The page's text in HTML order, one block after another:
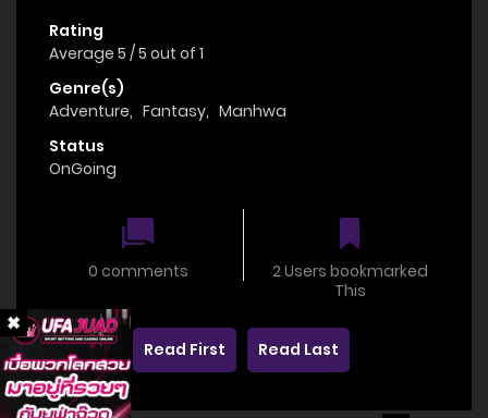
Rating
Average 5 /5 out of 1
Genre(s)
Adventure, Fantasy, Manhwa
Status
OnGoing
0 comments
2 Users bookmarked
This
Read First Read Last